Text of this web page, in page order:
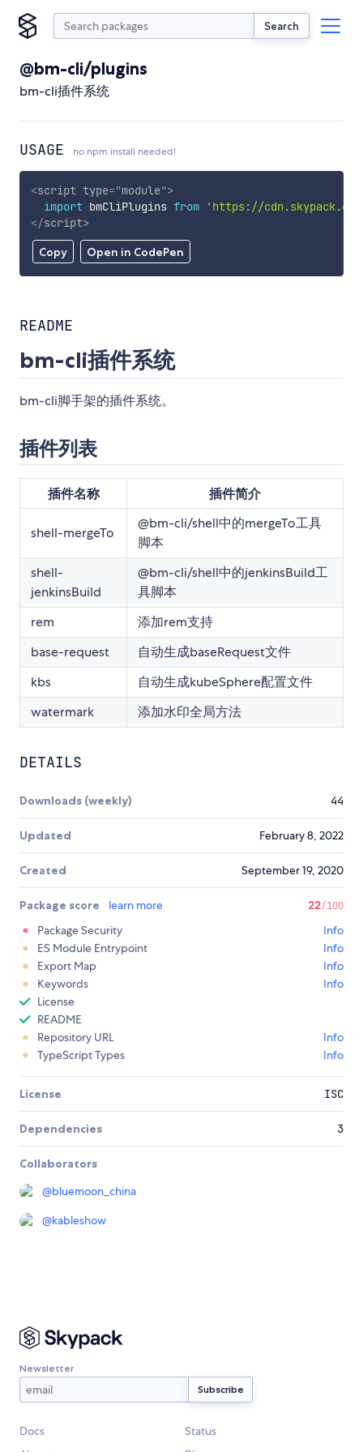
Search
@bm-cli/plugins
bm-cli插件系统
USAGE no npm install needed!
Copy Open in CodePen
<script type="module">
import bmCliPlugins from
'https://
</script>
README
bm-cli插件系统
bm-cli脚手架的插件系统。
插件列表
插件名称 插件简介
shell-mergeTo
@bm-cli/shell中的mergeTo工具
脚本
shell-
jenkinsBuild
@bm-cli/shell中的jenkinsBuild工
具脚本
rem
添加rem支持
base-request
自动生成baseRequest文件
kbs
自动生成kubeSphere配置文件
watermark
添加水印全局方法
DETAILS
Downloads (weekly) 44
Updated February 8, 2022
Created September 19, 2020
Package score learn more 22/100
Package Security
Info
ES Module Entrypoint
Info
Export Map
Info
Keywords
Info
License
README
Repository URL
Info
TypeScript Types
Info
License ISC
Dependencies 3
Collaborators
@bluemoon_china
@kableshow
Newsletter
Docs
Status